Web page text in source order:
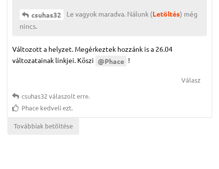
csuhas32 Le vagyok maradva. Nálunk (Letöltés) még
nincs.
Változott a helyzet. Megérkeztek hozzánk is a 26.04
változatainak linkjei. Köszi @Phace !
Válasz
csuhas32 válaszolt erre.
Phace kedveli ezt.
Továbbiak betöltése